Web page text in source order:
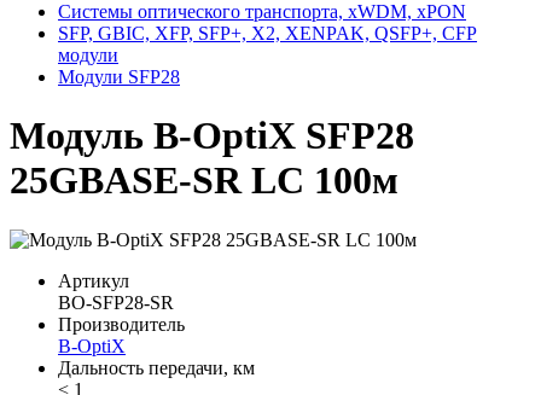
Системы оптического транспорта, xWDM, xPON
SFP, GBIC, XFP, SFP+, X2, XENPAK, QSFP+, CFP
модули
Модули SFP28
Модуль B-OptiX SFP28
25GBASE-SR LC 100м
Артикул
BO-SFP28-SR
Производитель
B-OptiX
Дальность передачи, км
< 1